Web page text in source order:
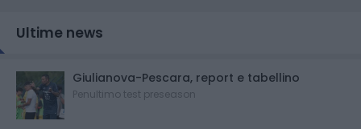
Ultime news
Giulianova-Pescara, report e tabellino
Penultimo test preseason